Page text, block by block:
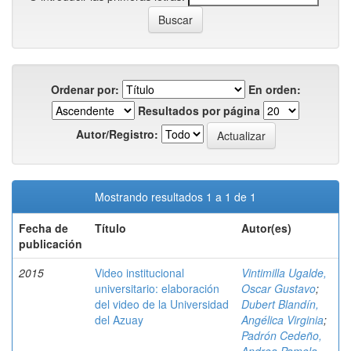
Ordenar por:
En orden:
Resultados por página
Autor/Registro:
Mostrando resultados 1 a 1 de 1
Fecha de
publicación
Título Autor(es)
2015
Video institucional
universitario: elaboración
del video de la Universidad
del Azuay
Vintimilla Ugalde,
Oscar Gustavo;
Dubert Blandín,
Angélica Virginia;
Padrón Cedeño,